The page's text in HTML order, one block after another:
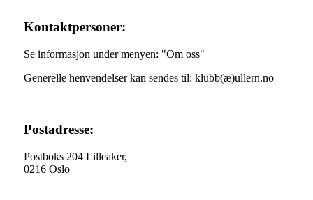
Kontaktpersoner:
Se informasjon under menyen: "Om oss"
Generelle henvendelser kan sendes til: klubb(æ)ullern.no
Postadresse:
Postboks 204 Lilleaker,
0216 Oslo